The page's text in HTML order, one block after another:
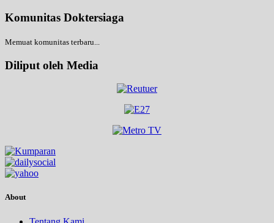
Komunitas Doktersiaga
Memuat komunitas terbaru...
Diliput oleh Media
About